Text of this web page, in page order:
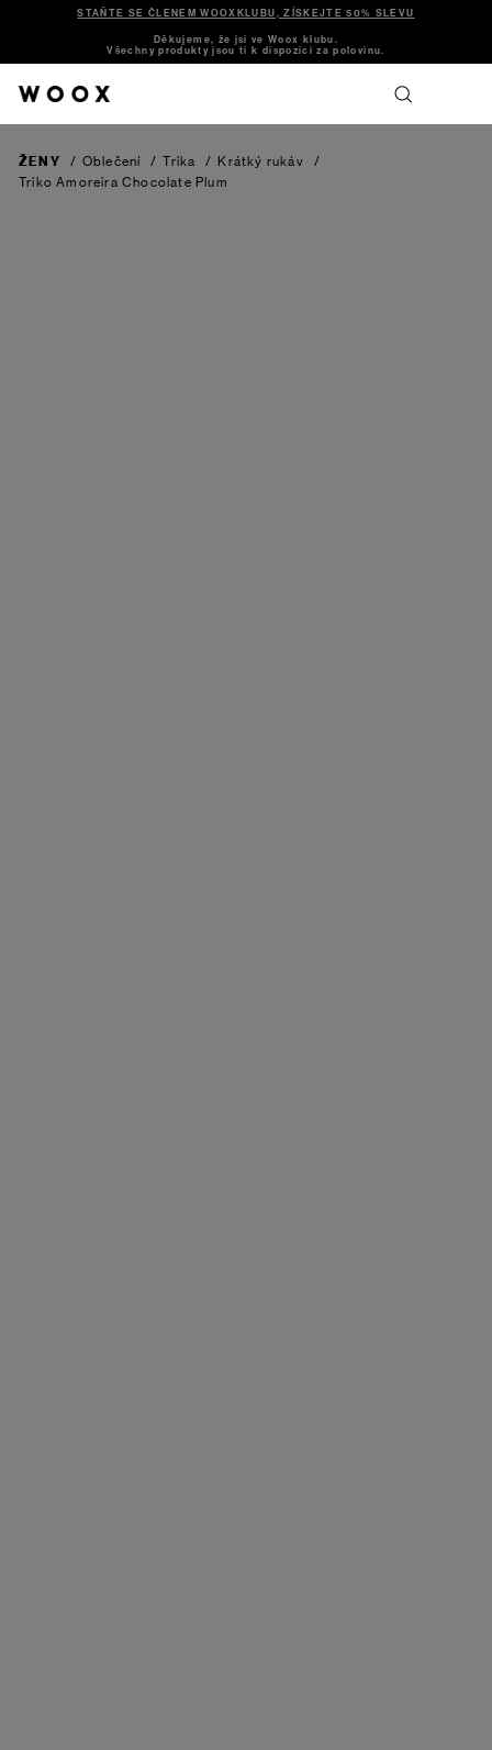
STAŇTE SE ČLENEM WOOXKLUBU, ZÍSKEJTE 50% SLEVU
Děkujeme, že jsi ve Woox klubu.
Všechny produkty jsou ti k dispozici za polovinu.
ŽENY / Oblečení / Trika / Krátký rukáv
/
Triko Amoreira Chocolate Plum